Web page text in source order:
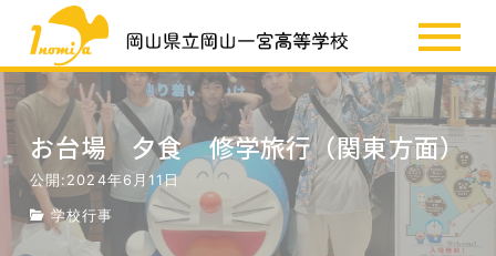
SSH
お知らせ
お台場 夕食 修学旅行（関東方面）
公開:2024年6月11日
学校行事